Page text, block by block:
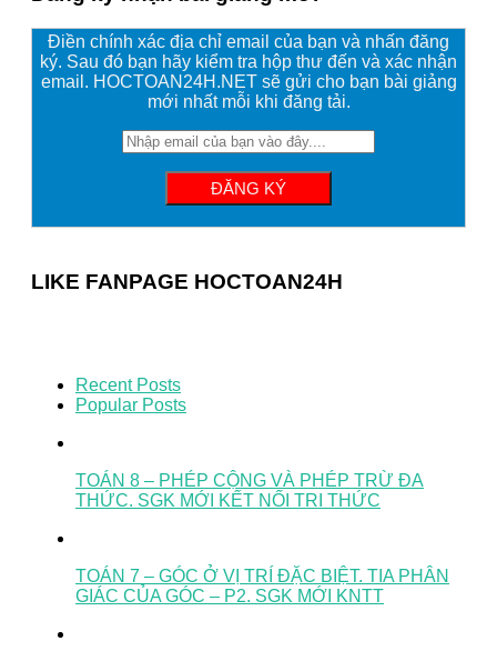
Điền chính xác địa chỉ email của bạn và nhấn đăng
ký. Sau đó bạn hãy kiểm tra hộp thư đến và xác nhận
email. HOCTOAN24H.NET sẽ gửi cho bạn bài giảng
mới nhất mỗi khi đăng tải.
LIKE FANPAGE HOCTOAN24H
Recent Posts
Popular Posts
TOÁN 8 – PHÉP CỘNG VÀ PHÉP TRỪ ĐA
THỨC. SGK MỚI KẾT NỐI TRI THỨC
TOÁN 7 – GÓC Ở VỊ TRÍ ĐẶC BIỆT. TIA PHÂN
GIÁC CỦA GÓC – P2. SGK MỚI KNTT